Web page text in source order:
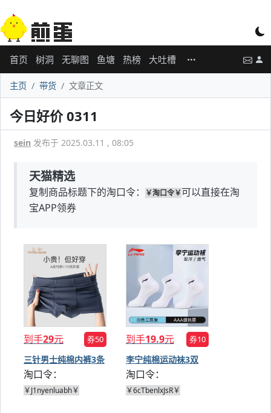
首页 树洞 无聊图 鱼塘 热榜 大吐槽
主页 带货 文章正文
今日好价 0311
sein 发布于 2025.03.11 , 08:05
天猫精选
复制商品标题下的淘口令： ￥淘口令￥可以直接在淘
宝APP领券
到手29元 券50
三针男士纯棉内裤3条
淘口令：
￥J1nyenluabh￥
到手19.9元 券10
李宁纯棉运动袜3双
淘口令：
￥6cTbenlxJsR￥